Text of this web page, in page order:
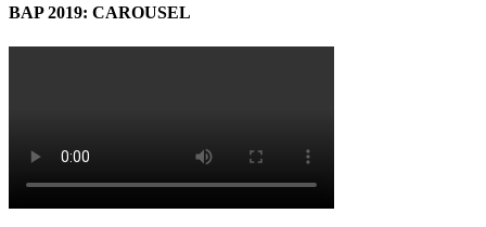
BAP 2019: CAROUSEL